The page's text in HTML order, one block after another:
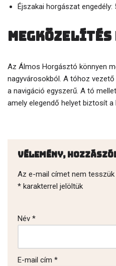
Éjszakai horgászat engedély:
Az Álmos Horgásztó könnyen
nagyvárosokból. A tóhoz
a navigáció egyszerű. A tó
amely elegendő helyet biztosít
Vélemény,
Az e-mail címet nem tesszük
* karakterrel jelöltük
Név *
E-mail cím *